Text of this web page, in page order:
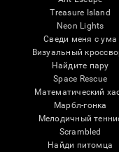
Treasure Island
Neon Lights
Сведи меня с ума
Визуальный
Найдите пару
Space Rescue
Математический
Марбл-гонка
Мелодичный
Scrambled
Найди питомца